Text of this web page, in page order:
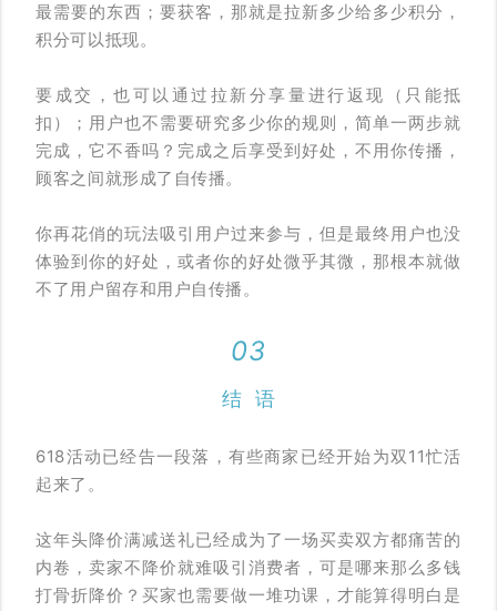
最需要的东西；要获客，那就是拉新多少给多少积分，
积分可以抵现。
要成交，也可以通过拉新分享量进行返现（只能抵
扣）；用户也不需要研究多少你的规则，简单一两步就
完成，它不香吗？完成之后享受到好处，不用你传播，
顾客之间就形成了自传播。
你再花俏的玩法吸引用户过来参与，但是最终用户也没
体验到你的好处，或者你的好处微乎其微，那根本就做
不了用户留存和用户自传播。
03
结 语
618活动已经告一段落，有些商家已经开始为双11忙活
起来了。
这年头降价满减送礼已经成为了一场买卖双方都痛苦的
内卷，卖家不降价就难吸引消费者，可是哪来那么多钱
打骨折降价？买家也需要做一堆功课，才能算得明白是